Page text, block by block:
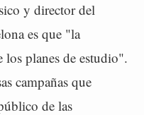
y director del
es que "la
los planes de estudio".
campañas que
de las